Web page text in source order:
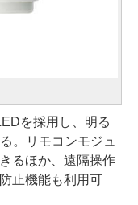
を採用し、明る
。リモコンモジュ
るほか、遠隔操作
止機能も利用可